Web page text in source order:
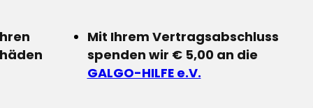
Mit Ihrem Vertragsabschluss
spenden wir € 5,00 an die
GALGO-HILFE e.V.